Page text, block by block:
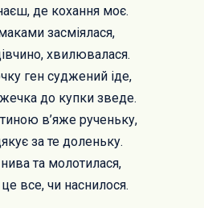
де кохання моє.
засміялася,
хвилювалася.
ген суджений іде,
до купки зведе.
в’яже рученьку,
за те доленьку.
та молотилася,
все, чи наснилося.